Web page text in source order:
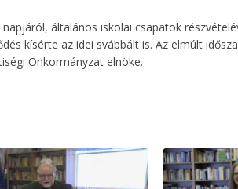
általános iskolai csapatok
kísérte az idei svábbált is. Az elmúlt
Önkormányzat elnöke.